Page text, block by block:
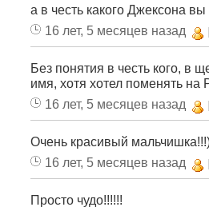
а в честь какого Джексона
16 лет, 5 месяцев назад
Без понятия в честь кого, в
имя, хотя хотел поменять на
16 лет, 5 месяцев назад
Очень красивый
16 лет, 5 месяцев назад
Просто чудо!!!!!!